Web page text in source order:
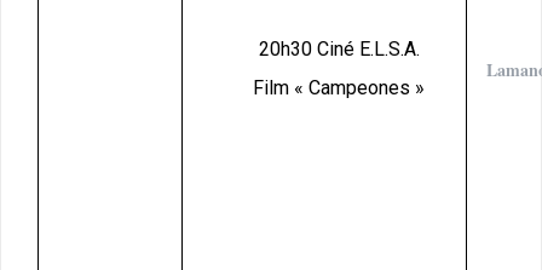
20h30 Ciné E.L.S.A.
Film « Campeones »